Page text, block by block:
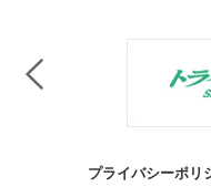
プライバシーポリ